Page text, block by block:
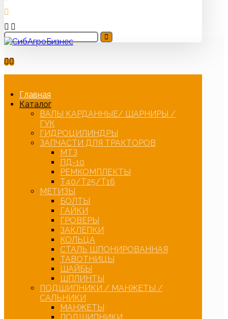
Главная
Каталог
ВАЛЫ КАРДАННЫЕ/ ШАРНИРЫ /
ГУК
ГИДРОЦИЛИНДРЫ
ЗАПЧАСТИ ДЛЯ ТРАКТОРОВ
МТЗ
ПД-10
РЕМКОМПЛЕКТЫ
Т40/Т25/Т16
МЕТИЗЫ
БОЛТЫ
ГАЙКИ
ГРОВЕРЫ
ЗАКЛЕПКИ
КОЛЬЦА
СТАЛЬ ШПОНИРОВАННАЯ
ТАВОТНИЦЫ
ШАЙБЫ
ШПЛИНТЫ
ПОДШИПНИКИ / МАНЖЕТЫ /
САЛЬНИКИ
МАНЖЕТЫ